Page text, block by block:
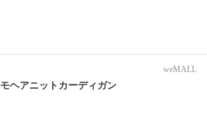
weMALL
モヘアニットカーディガン